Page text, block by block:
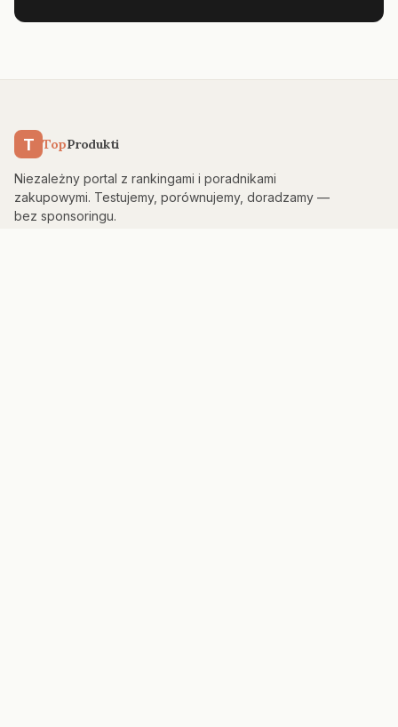
T TopProdukti
Niezależny portal z rankingami i poradnikami
zakupowymi. Testujemy, porównujemy, doradzamy —
bez sponsoringu.